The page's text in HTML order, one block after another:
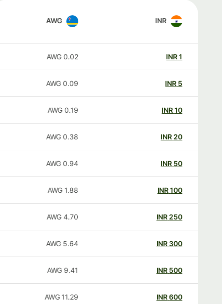
INR
AWG
INR
0.02
AWG
INR
0.09
AWG
INR
0.19
AWG
20
INR
0.38
AWG
50
INR
0.94
AWG
100
INR
1.88
AWG
250
INR
4.70
AWG
300
INR
5.64
AWG
500
INR
9.41
AWG
600
INR
11.29
AWG